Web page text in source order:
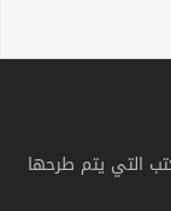
التي يتم طرحها